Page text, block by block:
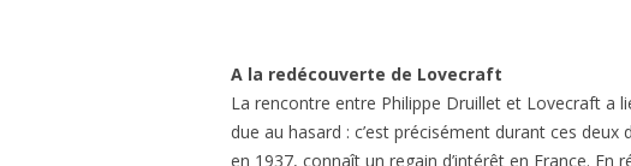
A la redécouverte de Lovecraft
La rencontre entre Philippe Druillet et Lovecraft a
due au hasard : c’est précisément durant ces
en 1937, connaît un regain d’intérêt en France.